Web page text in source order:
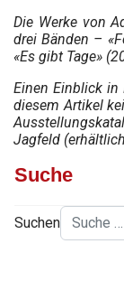
Die Werke von
drei Bänden –
«Es gibt Tage»
Einen Einblick in
diesem Artikel
Jagfeld
Suche
Suchen